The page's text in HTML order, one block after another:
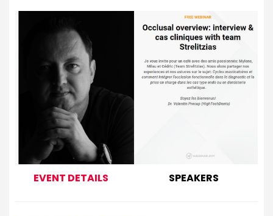
EVENT DETAILS SPEAKERS